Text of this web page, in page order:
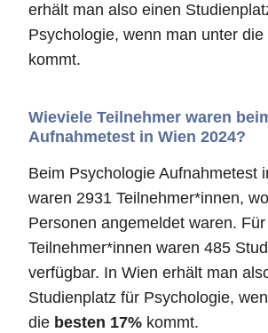
erhält man also einen
Psychologie, wenn man unter die
kommt.
Wieviele Teilnehmer waren
Aufnahmetest in Wien 2024?
Beim Psychologie Aufnahmetest
waren 2931 Teilnehmer*innen,
Personen angemeldet waren.
Teilnehmer*innen waren 485
verfügbar. In Wien erhält man
Studienplatz für Psychologie,
die besten 17% kommt.